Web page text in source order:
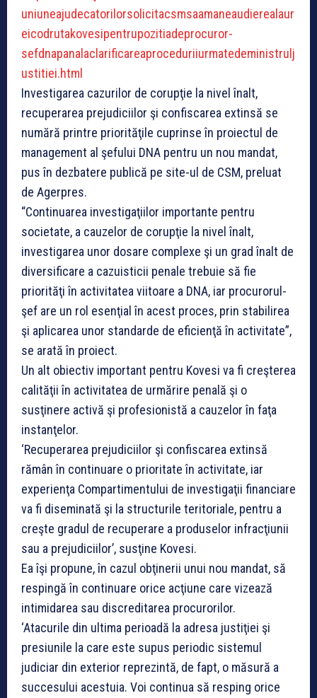
uniuneajudecatorilorsolicitacsmsaamaneaudierealaur
eicodrutakovesipentrupozitiadeprocuror-
sefdnapanalaclarificareaproceduriiurmatedeministrulj
ustitiei.html
Investigarea cazurilor de corupţie la nivel înalt,
recuperarea prejudiciilor şi confiscarea extinsă se
numără printre priorităţile cuprinse în proiectul de
management al şefului DNA pentru un nou mandat,
pus în dezbatere publică pe site-ul de CSM, preluat
de Agerpres.
“Continuarea investigaţiilor importante pentru
societate, a cauzelor de corupţie la nivel înalt,
investigarea unor dosare complexe şi un grad înalt de
diversificare a cazuisticii penale trebuie să fie
priorităţi în activitatea viitoare a DNA, iar procurorul-
şef are un rol esenţial în acest proces, prin stabilirea
şi aplicarea unor standarde de eficienţă în activitate”,
se arată în proiect.
Un alt obiectiv important pentru Kovesi va fi creşterea
calităţii în activitatea de urmărire penală şi o
susţinere activă şi profesionistă a cauzelor în faţa
instanţelor.
‘Recuperarea prejudiciilor şi confiscarea extinsă
rămân în continuare o prioritate în activitate, iar
experienţa Compartimentului de investigaţii financiare
va fi diseminată şi la structurile teritoriale, pentru a
creşte gradul de recuperare a produselor infracţiunii
sau a prejudiciilor’, susţine Kovesi.
Ea îşi propune, în cazul obţinerii unui nou mandat, să
respingă în continuare orice acţiune care vizează
intimidarea sau discreditarea procurorilor.
‘Atacurile din ultima perioadă la adresa justiţiei şi
presiunile la care este supus periodic sistemul
judiciar din exterior reprezintă, de fapt, o măsură a
succesului acestuia. Voi continua să resping orice